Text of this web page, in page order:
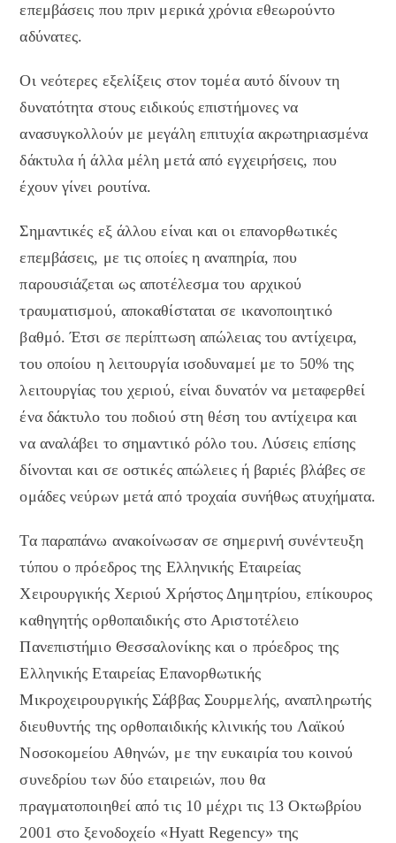
επεμβάσεις που πριν μερικά χρόνια εθεωρούντο
αδύνατες.
Οι νεότερες εξελίξεις στον τομέα αυτό δίνουν τη
δυνατότητα στους ειδικούς επιστήμονες να
ανασυγκολλούν με μεγάλη επιτυχία ακρωτηριασμένα
δάκτυλα ή άλλα μέλη μετά από εγχειρήσεις, που
έχουν γίνει ρουτίνα.
Σημαντικές εξ άλλου είναι και οι επανορθωτικές
επεμβάσεις, με τις οποίες η αναπηρία, που
παρουσιάζεται ως αποτέλεσμα του αρχικού
τραυματισμού, αποκαθίσταται σε ικανοποιητικό
βαθμό. Έτσι σε περίπτωση απώλειας του αντίχειρα,
του οποίου η λειτουργία ισοδυναμεί με το 50% της
λειτουργίας του χεριού, είναι δυνατόν να μεταφερθεί
ένα δάκτυλο του ποδιού στη θέση του αντίχειρα και
να αναλάβει το σημαντικό ρόλο του. Λύσεις επίσης
δίνονται και σε οστικές απώλειες ή βαριές βλάβες σε
ομάδες νεύρων μετά από τροχαία συνήθως ατυχήματα.
Τα παραπάνω ανακοίνωσαν σε σημερινή συνέντευξη
τύπου ο πρόεδρος της Ελληνικής Εταιρείας
Χειρουργικής Χεριού Χρήστος Δημητρίου, επίκουρος
καθηγητής ορθοπαιδικής στο Αριστοτέλειο
Πανεπιστήμιο Θεσσαλονίκης και ο πρόεδρος της
Ελληνικής Εταιρείας Επανορθωτικής
Μικροχειρουργικής Σάββας Σουρμελής, αναπληρωτής
διευθυντής της ορθοπαιδικής κλινικής του Λαϊκού
Νοσοκομείου Αθηνών, με την ευκαιρία του κοινού
συνεδρίου των δύο εταιρειών, που θα
πραγματοποιηθεί από τις 10 μέχρι τις 13 Οκτωβρίου
2001 στο ξενοδοχείο «Hyatt Regency» της